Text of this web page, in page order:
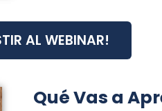
AL WEBINAR!
Qué Vas a